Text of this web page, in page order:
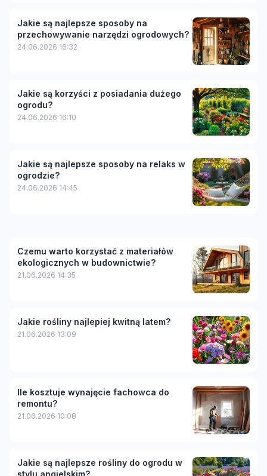
Jakie są najlepsze sposoby na
przechowywanie narzędzi ogrodowych?
24.06.2026 16:32
Jakie są korzyści z posiadania dużego
ogrodu?
24.06.2026 16:10
Jakie są najlepsze sposoby na relaks w
ogrodzie?
24.06.2026 14:45
Czemu warto korzystać z materiałów
ekologicznych w budownictwie?
21.06.2026 14:35
Jakie rośliny najlepiej kwitną latem?
21.06.2026 13:09
Ile kosztuje wynajęcie fachowca do
remontu?
21.06.2026 10:08
Jakie są najlepsze rośliny do ogrodu w
stylu angielskim?